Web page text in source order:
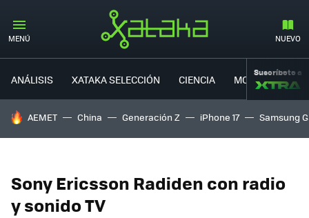
MENÚ NUEVO
ANÁLISIS XATAKA SELECCIÓN CIENCIA MOVILIDAD
Suscríbete a
HOY SE HABLA DE
AEMET China Generación Z iPhone 17 Samsung
Sony Ericsson Radiden con radio
y sonido TV